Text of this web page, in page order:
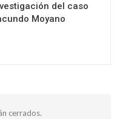
del caso
Moyano
cerrados.